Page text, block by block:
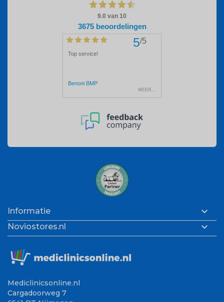
Informatie 
Noviostores.nl 
Mediclinicsonline.nl
Cargadoorweg 7